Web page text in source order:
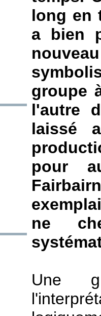
long en
a bien
groupe
l'autre
laissé
pour
ne
Une